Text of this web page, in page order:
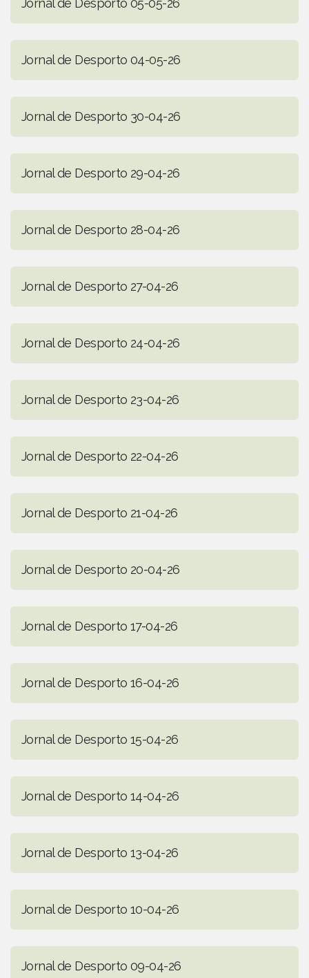
Jornal de Desporto 05-05-26
Jornal de Desporto 04-05-26
Jornal de Desporto 30-04-26
Jornal de Desporto 29-04-26
Jornal de Desporto 28-04-26
Jornal de Desporto 27-04-26
Jornal de Desporto 24-04-26
Jornal de Desporto 23-04-26
Jornal de Desporto 22-04-26
Jornal de Desporto 21-04-26
Jornal de Desporto 20-04-26
Jornal de Desporto 17-04-26
Jornal de Desporto 16-04-26
Jornal de Desporto 15-04-26
Jornal de Desporto 14-04-26
Jornal de Desporto 13-04-26
Jornal de Desporto 10-04-26
Jornal de Desporto 09-04-26